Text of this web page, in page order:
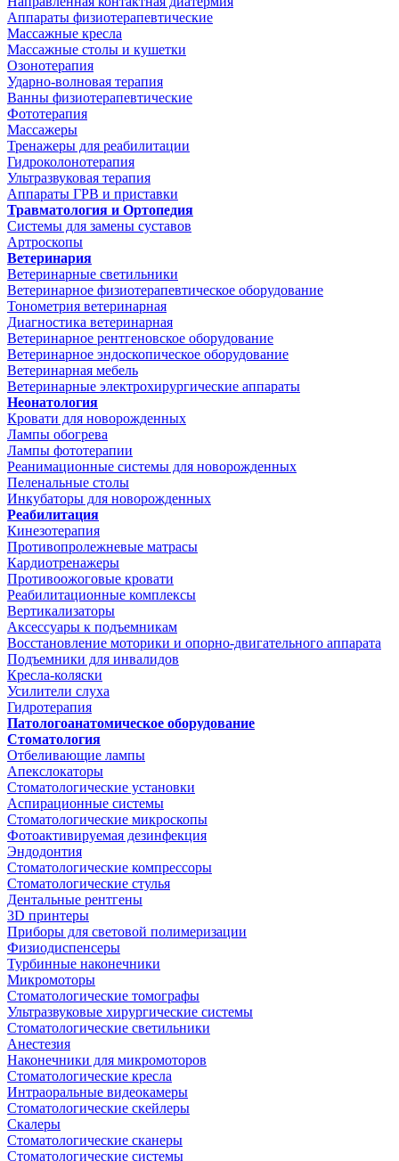
Аппараты физиотерапевтические
Массажные кресла
Массажные столы и кушетки
Озонотерапия
Ударно-волновая терапия
Ванны физиотерапевтические
Фототерапия
Массажеры
Тренажеры для реабилитации
Гидроколонотерапия
Ультразвуковая терапия
Аппараты ГРВ и приставки
Травматология и Ортопедия
Системы для замены суставов
Артроскопы
Ветеринария
Ветеринарные светильники
Ветеринарное физиотерапевтическое оборудование
Тонометрия ветеринарная
Диагностика ветеринарная
Ветеринарное рентгеновское оборудование
Ветеринарное эндоскопическое оборудование
Ветеринарная мебель
Ветеринарные электрохирургические аппараты
Неонатология
Кровати для новорожденных
Лампы обогрева
Лампы фототерапии
Реанимационные системы для новорожденных
Пеленальные столы
Инкубаторы для новорожденных
Реабилитация
Кинезотерапия
Противопролежневые матрасы
Кардиотренажеры
Противоожоговые кровати
Реабилитационные комплексы
Вертикализаторы
Аксессуары к подъемникам
Восстановление моторики и опорно-двигательного аппарата
Подъемники для инвалидов
Кресла-коляски
Усилители слуха
Гидротерапия
Патологоанатомическое оборудование
Стоматология
Отбеливающие лампы
Апекслокаторы
Стоматологические установки
Аспирационные системы
Стоматологические микроскопы
Фотоактивируемая дезинфекция
Эндодонтия
Стоматологические компрессоры
Стоматологические стулья
Дентальные рентгены
3D принтеры
Приборы для световой полимеризации
Физиодиспенсеры
Турбинные наконечники
Микромоторы
Стоматологические томографы
Ультразвуковые хирургические системы
Стоматологические светильники
Анестезия
Наконечники для микромоторов
Стоматологические кресла
Интраоральные видеокамеры
Стоматологические скейлеры
Скалеры
Стоматологические сканеры
Стоматологические системы